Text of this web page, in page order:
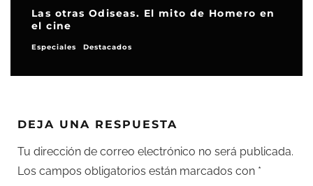
Las otras Odiseas. El mito de Homero en
el cine
Especiales Destacados
DEJA UNA RESPUESTA
Tu dirección de correo electrónico no será publicada.
Los campos obligatorios están marcados con *